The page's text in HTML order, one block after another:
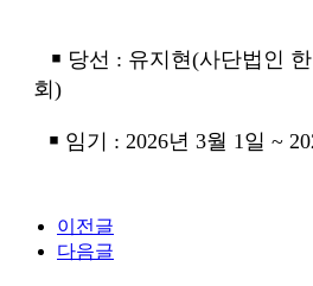
￭ 당선 : 유지현(사단법인
회)
￭ 임기 : 2026년3월 1일~
이전글
다음글